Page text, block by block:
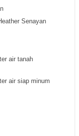
Senayan
air tanah
air siap minum